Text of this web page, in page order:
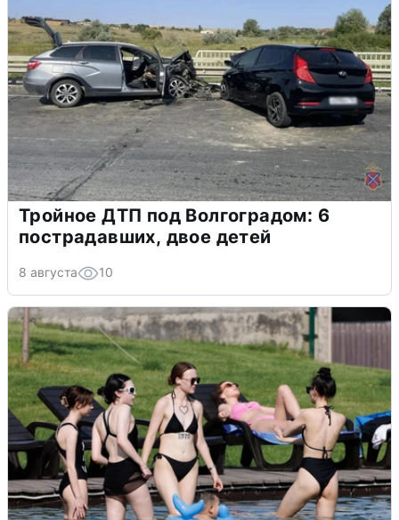
Тройное ДТП под Волгоградом: 6
пострадавших, двое детей
8 августа 10